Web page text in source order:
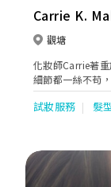
Carrie K.
觀塘
化妝師Carrie著
細節都一絲不苟
家能於人生最重
有各類型攝影化
試妝服務 髮